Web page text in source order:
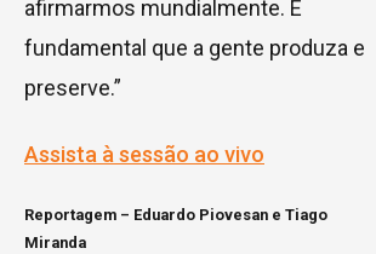
afirmarmos mundialmente. É
fundamental que a gente produza e
preserve.”
Assista à sessão ao vivo
Reportagem – Eduardo Piovesan e Tiago
Miranda